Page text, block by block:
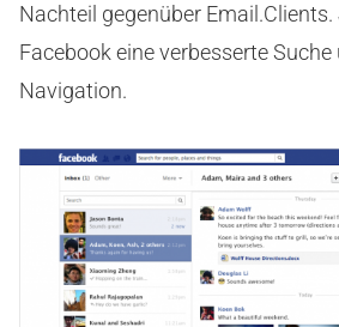
Nachteil gegenüber
Facebook eine verbesserte
Navigation.